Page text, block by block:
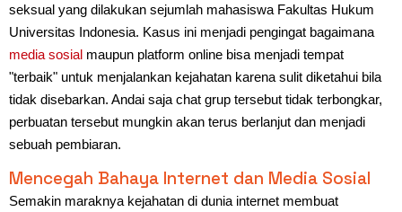
seksual yang dilakukan sejumlah mahasiswa Fakultas Hukum
Universitas Indonesia. Kasus ini menjadi pengingat bagaimana
media sosial maupun platform online bisa menjadi tempat
"terbaik" untuk menjalankan kejahatan karena sulit diketahui bila
tidak disebarkan. Andai saja chat grup tersebut tidak terbongkar,
perbuatan tersebut mungkin akan terus berlanjut dan menjadi
sebuah pembiaran.
Mencegah Bahaya Internet dan Media Sosial
Semakin maraknya kejahatan di dunia internet membuat